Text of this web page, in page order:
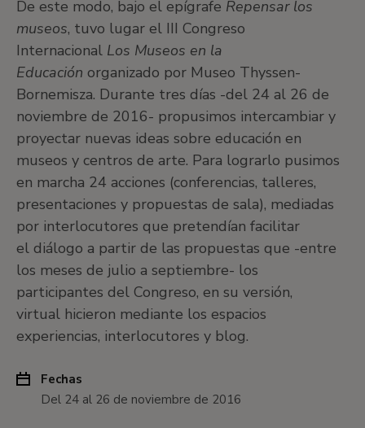
De este modo, bajo el epígrafe Repensar los
museos, tuvo lugar el III Congreso
Internacional Los Museos en la
Educación organizado por Museo Thyssen-
Bornemisza. Durante tres días -del 24 al 26 de
noviembre de 2016- propusimos intercambiar y
proyectar nuevas ideas sobre educación en
museos y centros de arte. Para lograrlo pusimos
en marcha 24 acciones (conferencias, talleres,
presentaciones y propuestas de sala), mediadas
por interlocutores que pretendían facilitar
el diálogo a partir de las propuestas que -entre
los meses de julio a septiembre- los
participantes del Congreso, en su versión,
virtual hicieron mediante los espacios
experiencias, interlocutores y blog.
Fechas
Del 24 al 26 de noviembre de 2016